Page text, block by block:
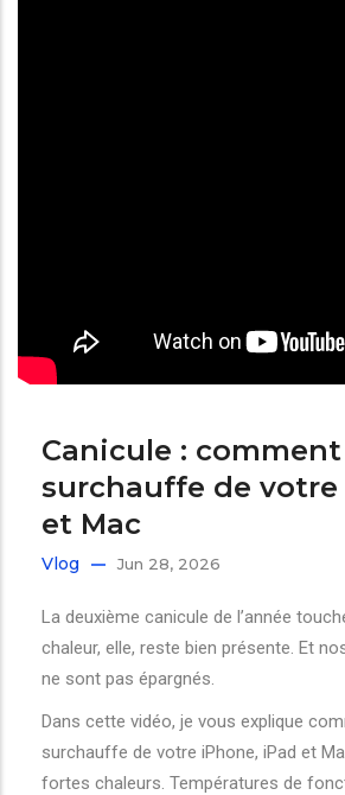
Canicule :
surchauffe de votre
et Mac
Vlog Jun 28, 2026
La deuxième canicule de l’année
chaleur, elle, reste bien présente. Et
ne sont pas épargnés.
Dans cette vidéo, je vous explique
surchauffe de votre iPhone, iPad et
fortes chaleurs. Températures de